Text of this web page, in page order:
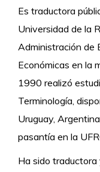
Es traductora
Universidad de la
Administración de
Económicas en la
1990 realizó
Terminología,
Uruguay,
pasantía en la
Ha sido